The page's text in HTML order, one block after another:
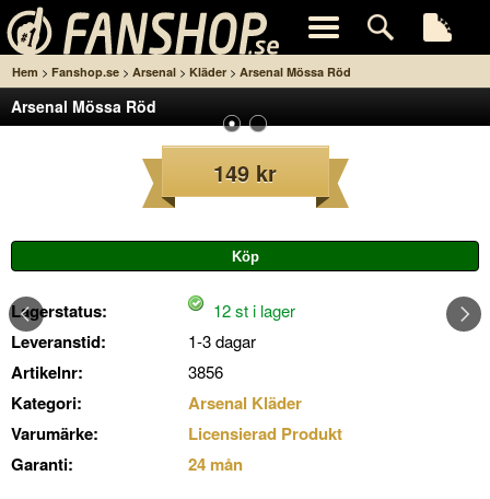
Hem > Fanshop.se > Arsenal > Kläder > Arsenal Mössa Röd
Arsenal Mössa Röd
149 kr
Lagerstatus: 12 st i lager
Leveranstid: 1-3 dagar
Artikelnr: 3856
Kategori:
Arsenal Kläder
Varumärke:
Licensierad Produkt
Garanti:
24 mån